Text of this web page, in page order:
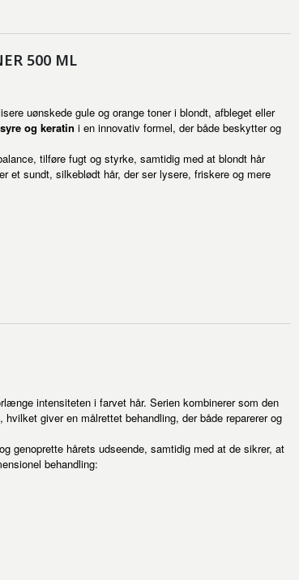
500 ML
uønskede gule og orange toner i blondt, afbleget eller
og keratin i en innovativ formel, der både beskytter og
tilføre fugt og styrke, samtidig med at blondt hår
et sundt, silkeblødt hår, der ser lysere, friskere og mere
intensiteten i farvet hår. Serien kombinerer som den
, hvilket giver en målrettet behandling, der både reparerer og
genoprette hårets udseende, samtidig med at de sikrer, at
behandling: